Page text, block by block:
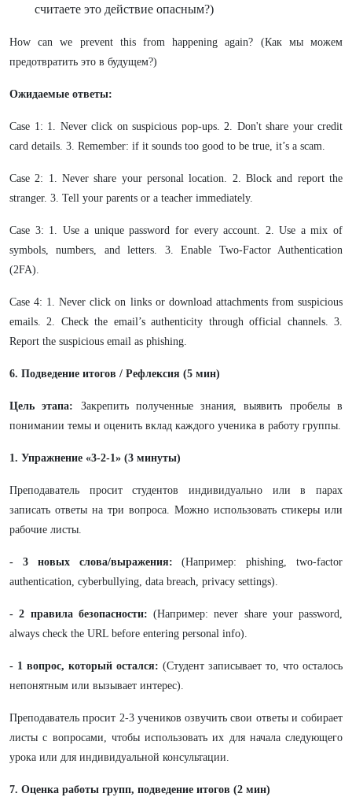
считаете это действие опасным?)
How can we prevent this from happening again? (Как мы можем
предотвратить это в будущем?)
Ожидаемые ответы:
Case 1: 1. Never click on suspicious pop-ups. 2. Don't share your credit
card details. 3. Remember: if it sounds too good to be true, it’s a scam.
Case 2: 1. Never share your personal location. 2. Block and report the
stranger. 3. Tell your parents or a teacher immediately.
Case 3: 1. Use a unique password for every account. 2. Use a mix of
symbols, numbers, and letters. 3. Enable Two-Factor Authentication
(2FA).
Case 4: 1. Never click on links or download attachments from suspicious
emails. 2. Check the email’s authenticity through official channels. 3.
Report the suspicious email as phishing.
6. Подведение итогов / Рефлексия (5 мин)
Цель этапа: Закрепить полученные знания, выявить пробелы в
понимании темы и оценить вклад каждого ученика в работу группы.
1. Упражнение «3-2-1» (3 минуты)
Преподаватель просит студентов индивидуально или в парах
записать ответы на три вопроса. Можно использовать стикеры или
рабочие листы.
- 3 новых слова/выражения: (Например: phishing, two-factor
authentication, cyberbullying, data breach, privacy settings).
- 2 правила безопасности: (Например: never share your password,
always check the URL before entering personal info).
- 1 вопрос, который остался: (Студент записывает то, что осталось
непонятным или вызывает интерес).
Преподаватель просит 2-3 учеников озвучить свои ответы и собирает
листы с вопросами, чтобы использовать их для начала следующего
урока или для индивидуальной консультации.
7. Оценка работы групп, подведение итогов (2 мин)